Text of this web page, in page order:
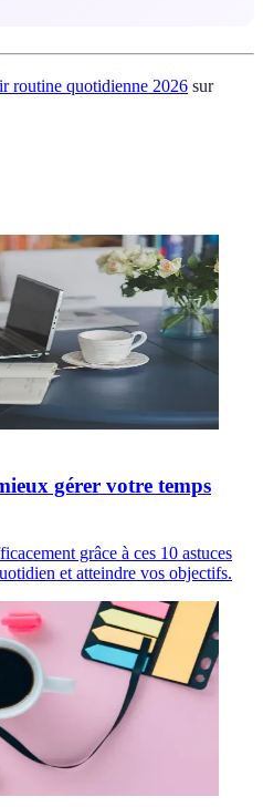
routine quotidienne 2026 sur
gérer votre temps
grâce à ces 10 astuces
et atteindre vos objectifs.